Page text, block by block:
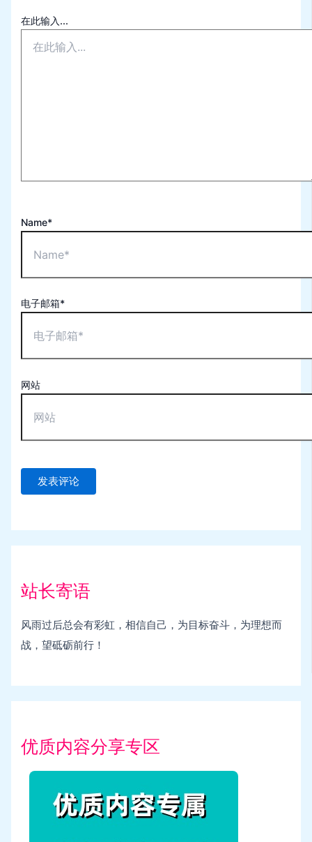
在此输入...
Name*
电子邮箱*
网站
站长寄语
风雨过后总会有彩虹，相信自己，为目标奋斗，为理想而
战，望砥砺前行！
优质内容分享专区